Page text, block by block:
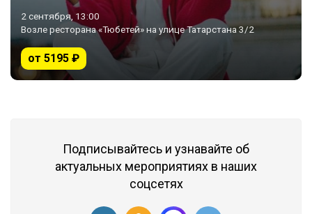
2 сентября, 13:00
Возле ресторана «Тюбетей» на улице Татарстана 3/2
от 5195 ₽
Подписывайтесь и узнавайте об
актуальных мероприятиях в наших
соцсетях